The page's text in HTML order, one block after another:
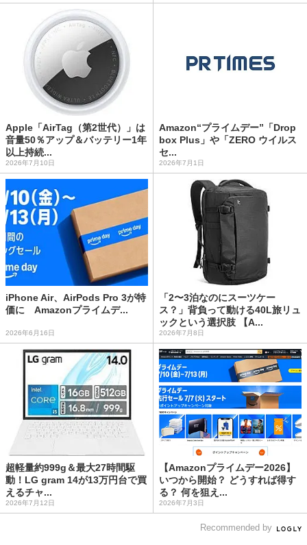
Apple「AirTag（第2世代）」は
音量50％アップ＆バッテリー1年
以上持続...
2026年7月10日
Amazon“プライムデー”「Drop
box Plus」や「ZERO ウイルス
セ...
2026年7月1日
iPhone Air、AirPods Pro 3が特
価に Amazonプライムデ...
2026年6月16日
「2〜3泊なのにスーツケー
ス？」背負って動ける40L旅リュ
ックという選択肢 【A...
2026年7月8日
超軽量約999g＆最大27時間駆
動！LG gram 14が13万円台で買
えるチャ...
2026年7月12日
【Amazonプライムデー2026】
いつから開始？ どうすれば得す
る？ 何を狙え...
2026年7月3日
Recommended by